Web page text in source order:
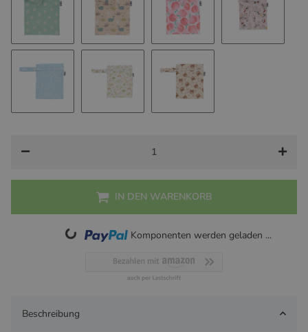
Daisy Flower Crabs & WalesPeach
IN DEN WARENKORB
Loading... Komponenten werden geladen ...
Beschreibung